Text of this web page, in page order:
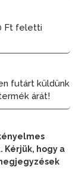
Ft feletti
futárt küldünk
árát!
hogy a